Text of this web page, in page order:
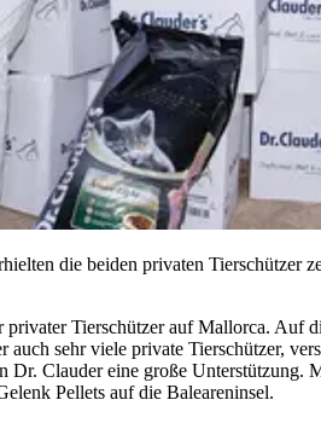
die beiden privaten Tierschützer
Tierschützer auf Mallorca.
sehr viele private Tierschützer,
Dr. Clauder eine große
Pellets auf die Baleareninsel.